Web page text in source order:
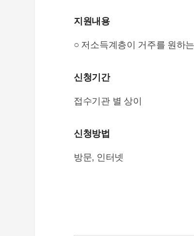
지원내용
○ 저소득계층이 거주를 원하
신청기간
접수기관 별 상이
신청방법
방문, 인터넷